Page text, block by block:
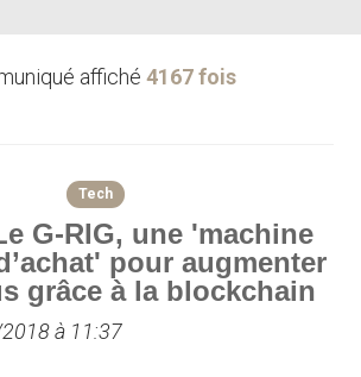
affiché 4167 fois
Tech
G-RIG, une 'machine
pour augmenter
grâce à la blockchain
à 11:37